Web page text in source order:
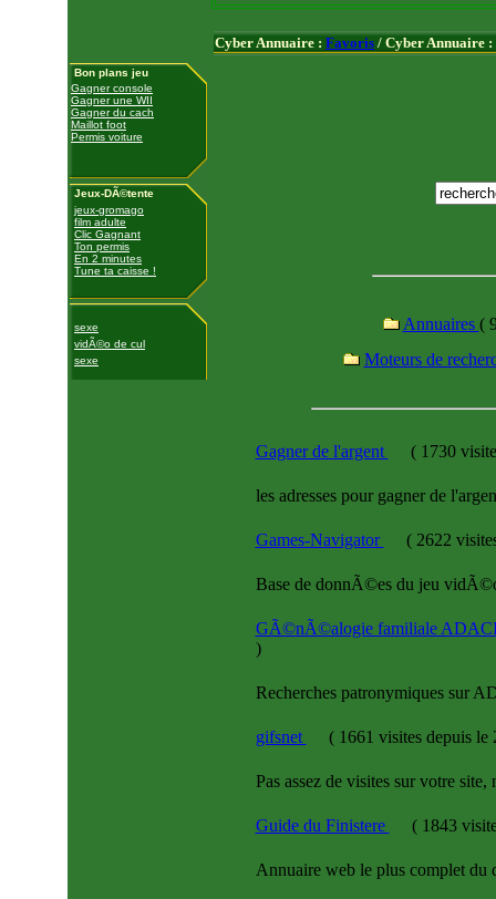
Bon plans jeu
Gagner console
Gagner une WII
Gagner du cach
Maillot foot
Permis voiture
Jeux-DÃ©tente
jeux-gromago
film adulte
Clic Gagnant
Ton permis
En 2 minutes
Tune ta caisse !
sexe
vidÃ©o de cul
sexe
Cyber Annuaire : Favoris / Cyber Annuaire :
Annuaires (
Moteurs de
Gagner de l'argent (1730
les adresses pour gagner de
Games-Navigator (2622
Base de donnÃ©es du jeu
GÃ©nÃ©alogie familiale
)
Recherches patronymiques sur
gifsnet (1661 visites depuis le
Pas assez de visites sur votre
Guide du Finistere (1843
Annuaire web le plus complet du